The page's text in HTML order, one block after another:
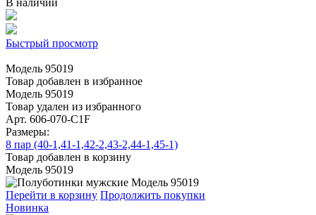
В наличии
Быстрый просмотр
Модель 95019
Товар добавлен в избранное
Модель 95019
Товар удален из избранного
Арт. 606-070-C1F
Размеры:
8 пар (40-1,41-1,42-2,43-2,44-1,45-1)
Товар добавлен в корзину
Модель 95019
Перейти в корзину Продолжить покупки
Новинка